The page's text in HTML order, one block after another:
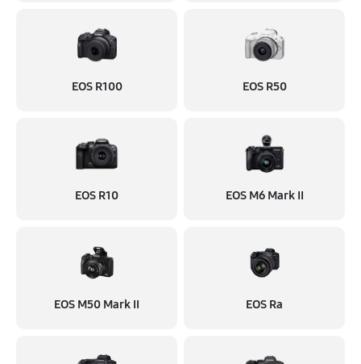
EOS R100 EOS R50
EOS R10 EOS M6 Mark II
EOS M50 Mark II EOS Ra